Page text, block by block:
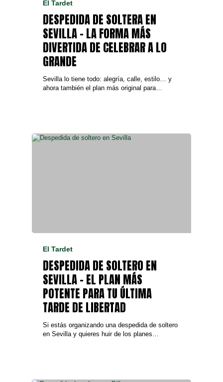
El Tardet
DESPEDIDA DE SOLTERA EN
SEVILLA – LA FORMA MÁS
DIVERTIDA DE CELEBRAR A LO
GRANDE
Sevilla lo tiene todo: alegría, calle, estilo… y
ahora también el plan más original para…
El Tardet
DESPEDIDA DE SOLTERO EN
SEVILLA – EL PLAN MÁS
POTENTE PARA TU ÚLTIMA
TARDE DE LIBERTAD
Si estás organizando una despedida de soltero
en Sevilla y quieres huir de los planes…